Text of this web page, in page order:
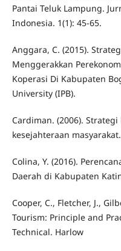
Pantai Teluk Lampung.
Indonesia. 1(1): 45-65.
Anggara, C. (2015).
Menggerakkan
Koperasi Di Kabupaten
University (IPB).
Cardiman. (2006).
kesejahteraan masyarakat.
Colina, Y. (2016).
Daerah di Kabupaten
Cooper, C., Fletcher, J.,
Tourism: Principle and
Technical. Harlow